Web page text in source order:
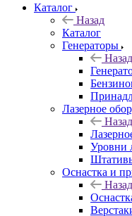
Каталог
Назад
Каталог
Генераторы
Назад
Лазерное
Назад
Уровни
Оснастка и
Назад